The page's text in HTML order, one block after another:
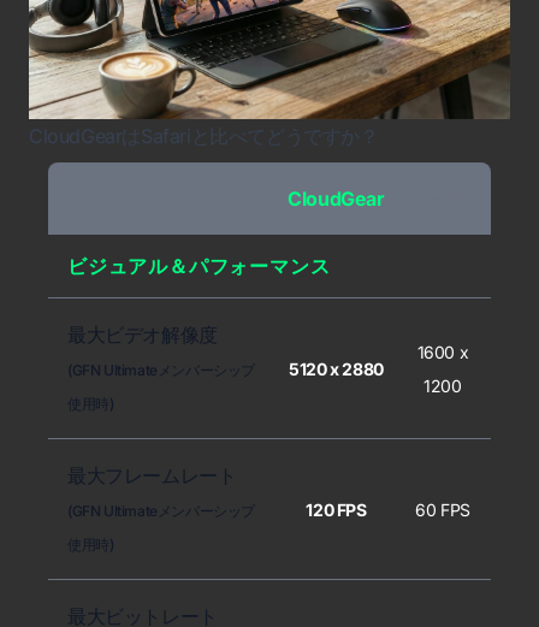
CloudGearはSafariと比べてどうですか？
CloudGear
ビジュアル＆パフォーマンス
最大ビデオ解像度
(GFN Ultimateメンバーシップ
使用時)
5120 x 2880
1600 x
1200
最大フレームレート
(GFN Ultimateメンバーシップ
使用時)
120 FPS 60 FPS
最大ビットレート